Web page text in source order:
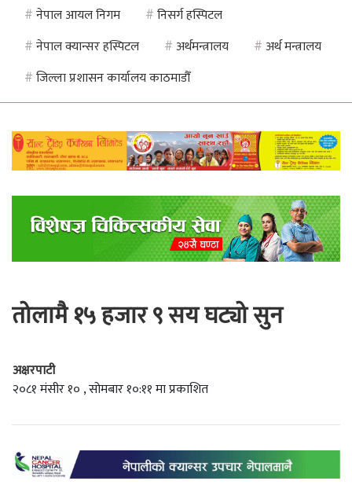
#नेपाल आयल निगम #निसर्ग हस्पिटल
#नेपाल क्यान्सर हस्पिटल #अर्थमन्त्रालय #अर्थ मन्त्रालय
#जिल्ला प्रशासन कार्यालय काठमाडौँ
तोलामै १५ हजार ९ सय घट्यो सुन
अक्षरपाटी
२०८१ मंसीर १० , सोमबार १०:११ मा प्रकाशित